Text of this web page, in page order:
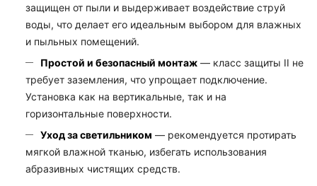
защищен от пыли и выдерживает воздействие струй
воды, что делает его идеальным выбором для влажных
и пыльных помещений.
Простой и безопасный монтаж — класс защиты II не
требует заземления, что упрощает подключение.
Установка как на вертикальные, так и на
горизонтальные поверхности.
Уход за светильником — рекомендуется протирать
мягкой влажной тканью, избегать использования
абразивных чистящих средств.